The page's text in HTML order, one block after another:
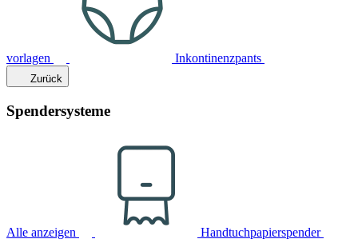
vorlagen Inkontinenzpants
Zurück
Spendersysteme
Alle anzeigen Handtuchpapierspender